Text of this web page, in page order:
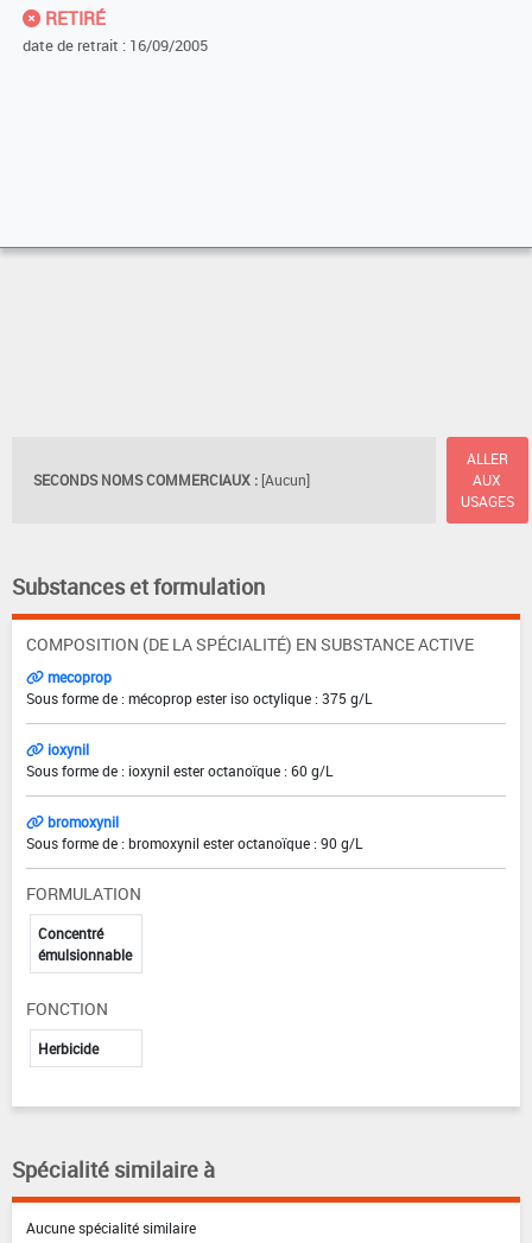
RETIRÉ
date de retrait : 16/09/2005
SECONDS NOMS COMMERCIAUX : [Aucun]
ALLER
AUX
USAGES
Substances et formulation
COMPOSITION (DE LA SPÉCIALITÉ) EN SUBSTANCE ACTIVE
mecoprop
Sous forme de : mécoprop ester iso octylique : 375 g/L
ioxynil
Sous forme de : ioxynil ester octanoïque : 60 g/L
bromoxynil
Sous forme de : bromoxynil ester octanoïque : 90 g/L
FORMULATION
Concentré
émulsionnable
FONCTION
Herbicide
Spécialité similaire à
Aucune spécialité similaire